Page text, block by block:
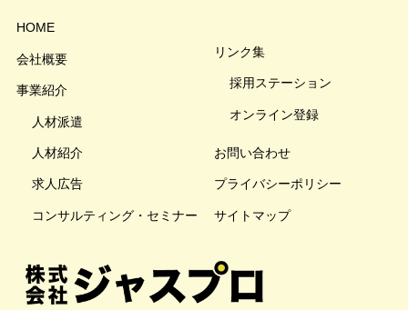
HOME
会社概要
事業紹介
人材派遣
人材紹介
求人広告
コンサルティング・セミナー
リンク集
採用ステーション
オンライン登録
お問い合わせ
プライバシーポリシー
サイトマップ